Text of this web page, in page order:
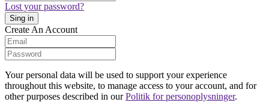
Lost your password?
Create An Account
Your personal data will be used to support your experience
throughout this website, to manage access to your account, and for
other purposes described in ourPolitik for personoplysninger.